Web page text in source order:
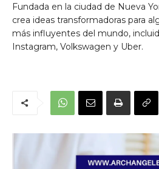
Fundada en la ciudad de Nueva
crea ideas transformadoras para
más influyentes del mundo,
Instagram, Volkswagen y Uber.